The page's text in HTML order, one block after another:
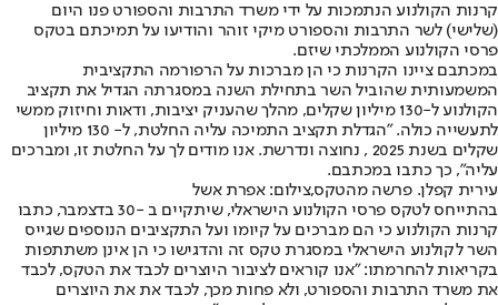
קרנות הקולנוע הנתמכות על ידי משרד התרבות והספורט פנו היום
(שלישי) לשר התרבות והספורט מיקי זוהר והודיעו על תמיכתם בטקס
פרסי הקולנוע הממלכתי שיזם.
במכתבם ציינו הקרנות כי הן מברכות על הרפורמה התקציבית
המשמעותית שהוביל השר בתחילת השנה במסגרתה הגדיל את תקציב
הקולנוע ל-130 מיליון שקלים, מהלך שהעניק יציבות, ודאות וחיזוק ממשי
לתעשייה כולה. "הגדלת תקציב התמיכה עליה החלטת, ל- 130 מיליון
שקלים בשנת 2025 , נחוצה ונדרשת. אנו מודים לך על החלטת זו, ומברכים
עליה", כך כתבו במכתבם.
עירית קפלן. פרשה מהטקס,צילום: אפרת אשל
בהתייחס לטקס פרסי הקולנוע הישראלי, שיתקיים ב -30 בדצמבר, כתבו
קרנות הקולנוע כי הם מברכים על קיומו ועל התקציבים הנוספים שגייס
השר לקולנוע הישראלי במסגרת טקס זה והדגישו כי הן אינן משתתפות
בקריאות להחרמתו: "אנו קוראים לציבור היוצרים לכבד את הטקס, לכבד
את משרד התרבות והספורט, ולא פחות מכך, לכבד את את היוצרים